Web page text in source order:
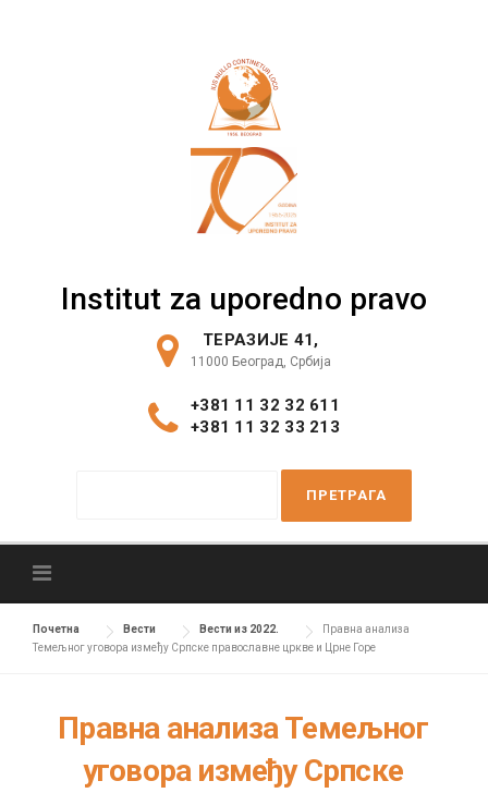
Institut za uporedno pravo
ТЕРАЗИЈЕ 41,
11000 Београд, Србија
+381 11 32 32 611
+381 11 32 33 213
h
f
o
Почетна Вести Вести из 2022.
Правна анализа
Темељног уговора између Српске православне цркве и Црне Горе
Правна анализа Темељног
уговора између Српске